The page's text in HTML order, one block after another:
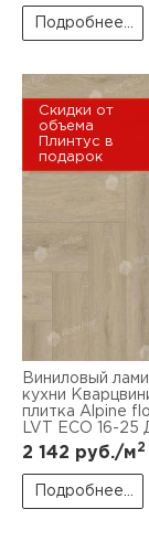
Подробнее...
Скидки от
объема
Плинтус в
подарок
Виниловый
кухни
плитка Alpine
LVT ЕСО 16-25
2 142 руб./м2
Подробнее...